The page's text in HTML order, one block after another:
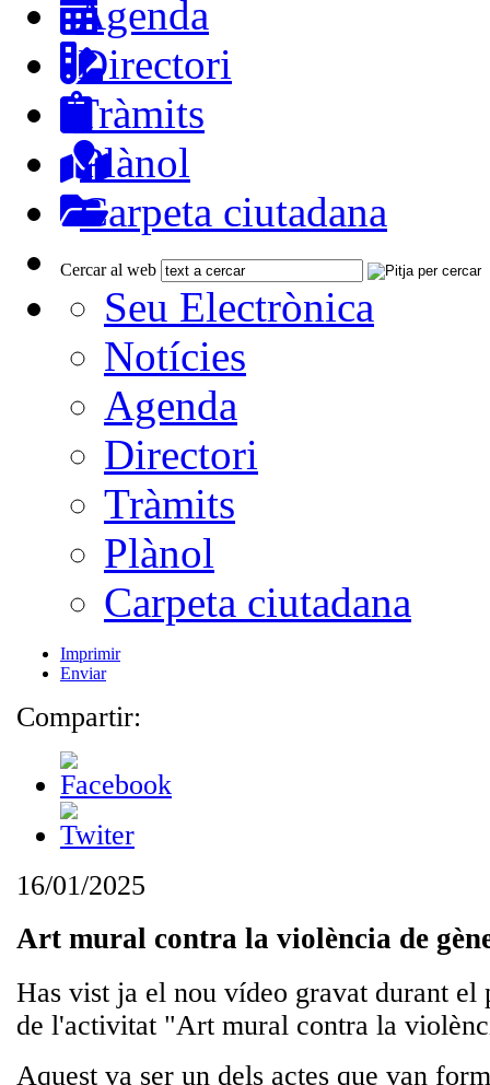
Agenda
Directori
Tràmits
Plànol
Carpeta ciutadana
Cercar al web
Seu Electrònica
Notícies
Agenda
Directori
Tràmits
Plànol
Carpeta ciutadana
Imprimir
Enviar
Compartir:
16/01/2025
Art mural contra la violència de
Has vist ja el nou vídeo gravat durant el
de l'activitat "Art mural contra la
Aquest va ser un dels actes que van